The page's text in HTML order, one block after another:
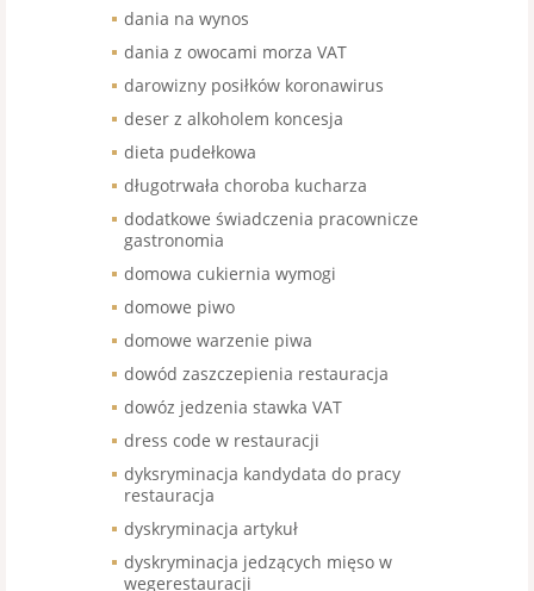
dania na wynos
dania z owocami morza VAT
darowizny posiłków koronawirus
deser z alkoholem koncesja
dieta pudełkowa
długotrwała choroba kucharza
dodatkowe świadczenia pracownicze
gastronomia
domowa cukiernia wymogi
domowe piwo
domowe warzenie piwa
dowód zaszczepienia restauracja
dowóz jedzenia stawka VAT
dress code w restauracji
dyksryminacja kandydata do pracy
restauracja
dyskryminacja artykuł
dyskryminacja jedzących mięso w
wegerestauracji